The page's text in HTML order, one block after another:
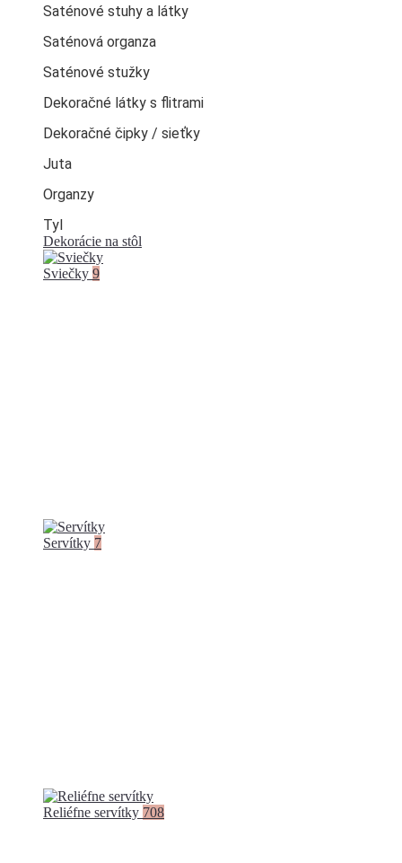
Saténové stuhy a látky
Saténová organza
Saténové stužky
Dekoračné látky s flitrami
Dekoračné čipky / sieťky
Juta
Organzy
Tyl
Dekorácie na stôl
Sviečky 9
Servítky 7
Reliéfne servítky 708